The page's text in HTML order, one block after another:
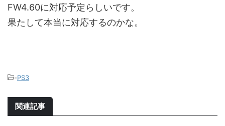
FW4.60に対応予定らしいです。
果たして本当に対応するのかな。
-PS3
関連記事